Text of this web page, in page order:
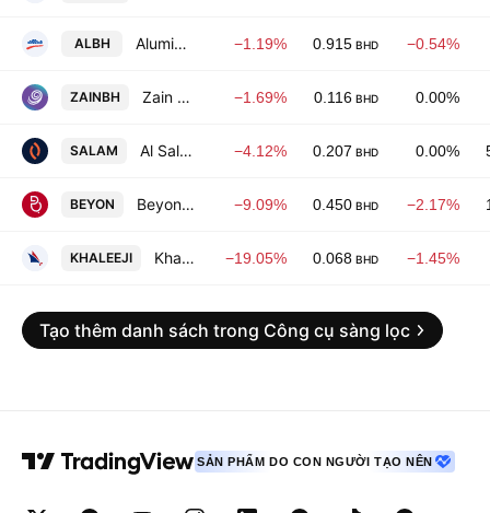
ALBH Aluminium Bahrain B.S.C −1.19% 0.915 BHD −0.54%
ZAINBH Zain Bahrain BSC −1.69% 0.116 BHD 0.00%
SALAM Al Salam Bank B.S.C. −4.12% 0.207 BHD 0.00%
BEYON Beyon B.S.C −9.09% 0.450 BHD −2.17%
KHALEEJI Khaleeji Bank B.S.C. −19.05% 0.068 BHD −1.45%
Tạo thêm danh sách trong Công cụ sàng lọc
SẢN PHẨM DO CON NGƯỜI TẠO NÊN